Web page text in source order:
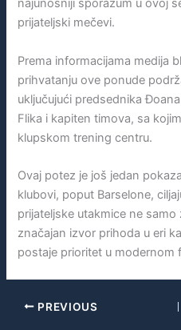
najunosniji sporazum u ovoj
prijateljski mečevi.
Prema informacijama medija
prihvatanju ove ponude
uključujući predsednika
Flika i kapiten timova, sa
klupskom trening centru.
Ovaj potez je još jedan
klubovi, poput Barselone,
prijateljske utakmice ne
značajan izvor prihoda u eri
postaje prioritet u modernom
PREVIOUS